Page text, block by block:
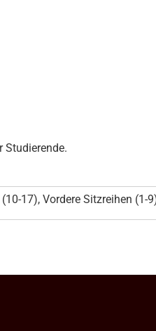
Studierende.
17), Vordere Sitzreihen (1-